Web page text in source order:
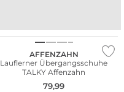
AFFENZAHN
Lauflerner Übergangsschuhe
TALKY Affenzahn
79,99